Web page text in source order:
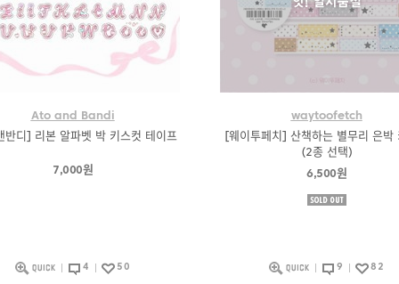
Ato and Bandi
반디] 리본 알파벳 박 키스컷 테이프
7,000원
4 50
waytoofetch
[웨이투페치] 산책하는 별무리 은박
(2종 선택)
6,500원
9 82